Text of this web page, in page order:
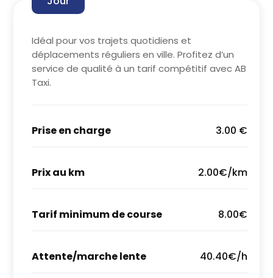
Idéal pour vos trajets quotidiens et
déplacements réguliers en ville. Profitez d’un
service de qualité à un tarif compétitif avec AB
Taxi.
Prise en charge 3.00 €
Prix au km 2.00€/km
Tarif minimum de course 8.00€
Attente/marche lente 40.40€/h